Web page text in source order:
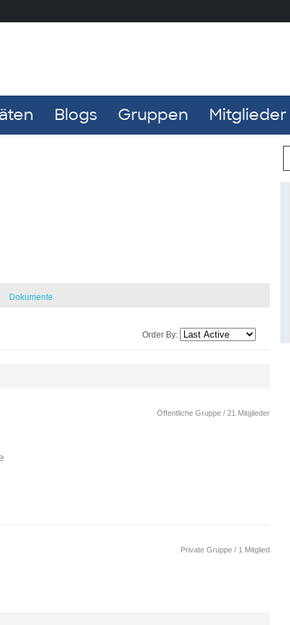
Blogs Gruppen Mitglieder
Dokumente
Order By:
Öffentliche Gruppe / 21 Mitglieder
Private Gruppe / 1 Mitglied